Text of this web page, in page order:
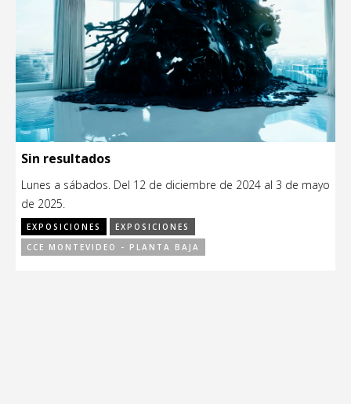
Sin resultados
Lunes a sábados. Del 12 de diciembre de 2024 al 3 de mayo
de 2025.
EXPOSICIONES
EXPOSICIONES
CCE MONTEVIDEO - PLANTA BAJA